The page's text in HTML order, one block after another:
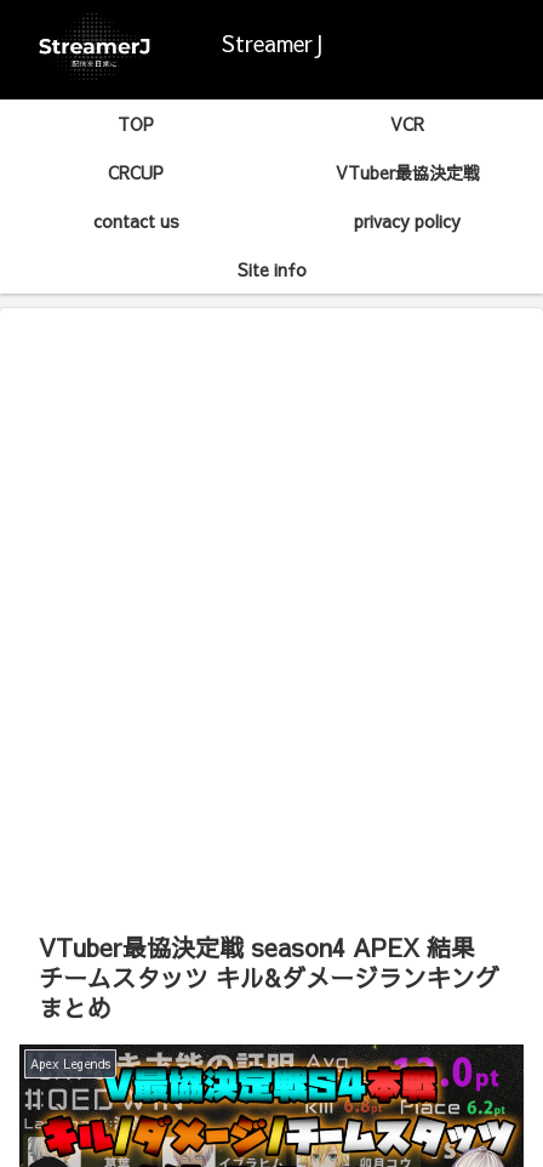
StreamerJ
TOP
VCR
CRCUP
VTuber最協決定戦
contact us
privacy policy
Site info
VTuber最協決定戦 season4 APEX 結果
チームスタッツ キル&ダメージランキング
まとめ
Apex Legends